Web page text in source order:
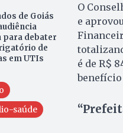
de Goiás
para debater
de
em UTIs
saúde
O
e
é de R$
benefício